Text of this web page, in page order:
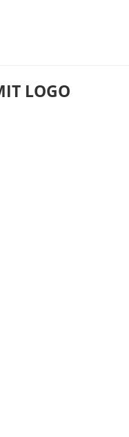
LOGO